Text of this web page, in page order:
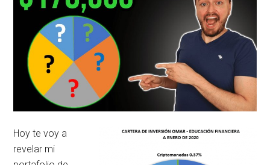
Hoy te voy a
revelar mi